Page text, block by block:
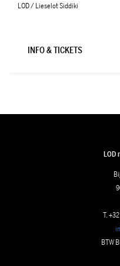
LOD / Lieselot Siddiki
INFO & TICKETS
LOD
T.
BTW